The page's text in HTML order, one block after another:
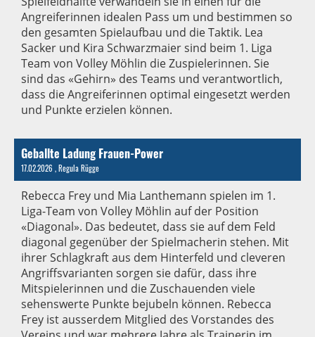
Angreiferinnen idealen Pass um und bestimmen so
den gesamten Spielaufbau und die Taktik. Lea
Sacker und Kira Schwarzmaier sind beim 1. Liga
Team von Volley Möhlin die Zuspielerinnen. Sie
sind das «Gehirn» des Teams und verantwortlich,
dass die Angreiferinnen optimal eingesetzt werden
und Punkte erzielen können.
Geballte Ladung Frauen-Power
17.02.2026 , Regula Rügge
Rebecca Frey und Mia Lanthemann spielen im 1.
Liga-Team von Volley Möhlin auf der Position
«Diagonal». Das bedeutet, dass sie auf dem Feld
diagonal gegenüber der Spielmacherin stehen. Mit
ihrer Schlagkraft aus dem Hinterfeld und cleveren
Angriffsvarianten sorgen sie dafür, dass ihre
Mitspielerinnen und die Zuschauenden viele
sehenswerte Punkte bejubeln können. Rebecca
Frey ist ausserdem Mitglied des Vorstandes des